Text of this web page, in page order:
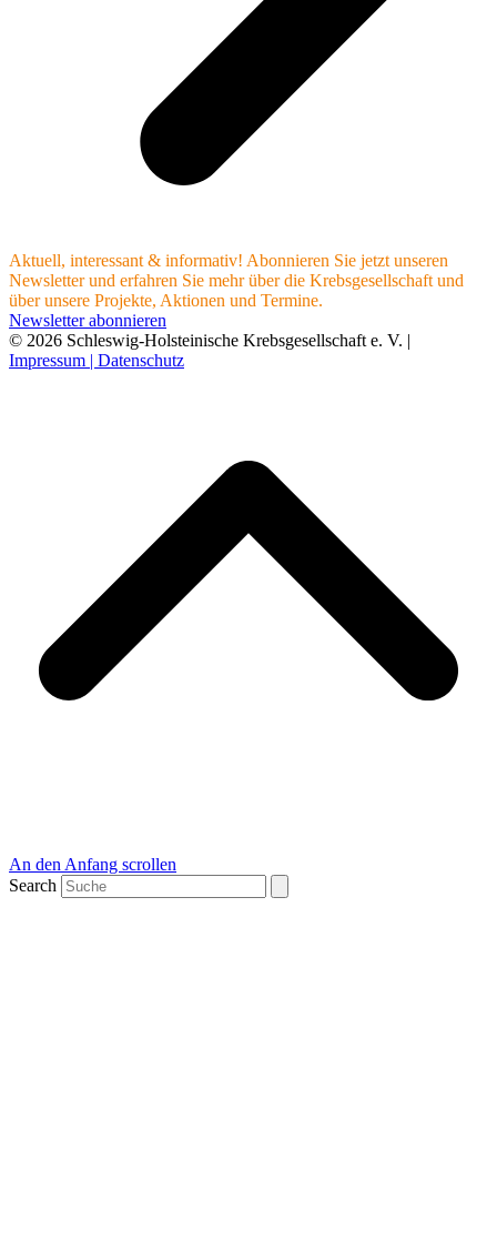
Aktuell, interessant & informativ! Abonnieren Sie jetzt unseren
Newsletter und erfahren Sie mehr über die Krebsgesellschaft und
über unsere Projekte, Aktionen und Termine.
Newsletter abonnieren
© 2026 Schleswig-Holsteinische Krebsgesellschaft e. V. |
Impressum | Datenschutz
An den Anfang scrollen
Search